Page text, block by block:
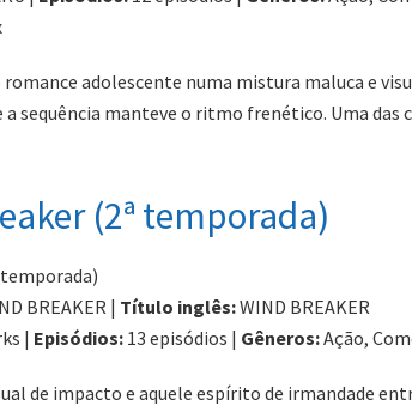
adolescente numa mistura maluca e
a sequência manteve o ritmo frenético. Uma das
(2ª temporada)
BREAKER | Título inglês:WIND BREAKER
| Episódios: 13 episódios | Gêneros:Ação,
de impacto e aquele espírito de irmandade